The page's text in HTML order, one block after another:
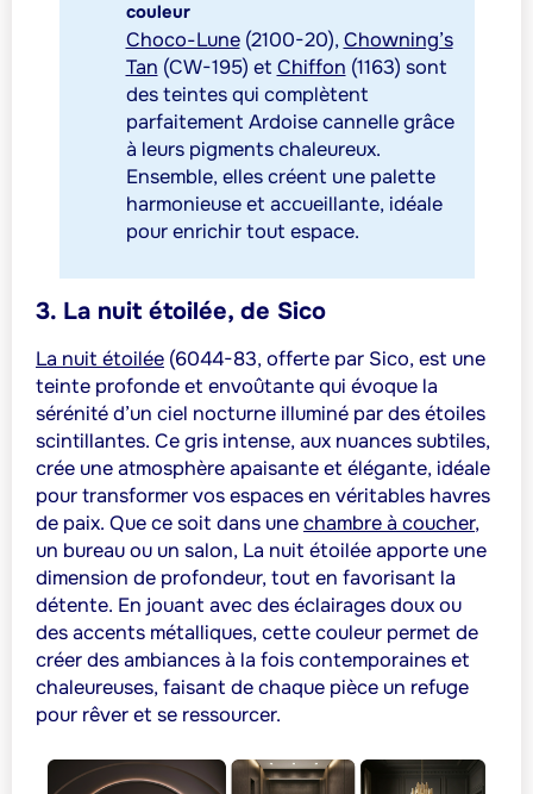
couleur
Choco-Lune(2100-20),Chowning’s
Tan (CW-195) et Chiffon (1163) sont
des teintes qui complètent
parfaitement Ardoise cannelle grâce
à leurs pigments chaleureux.
Ensemble, elles créent une palette
harmonieuse et accueillante, idéale
pour enrichir tout espace.
3. La nuit étoilée, de Sico
La nuit étoilée (6044-83, offerte par Sico, est une
teinte profonde et envoûtante qui évoque la
sérénité d’un ciel nocturne illuminé par des étoiles
scintillantes. Ce gris intense, aux nuances subtiles,
crée une atmosphère apaisante et élégante, idéale
pour transformer vos espaces en véritables havres
de paix. Que ce soit dans unechambre à coucher,
un bureau ou un salon, La nuit étoilée apporte une
dimension de profondeur, tout en favorisant la
détente. En jouant avec des éclairages doux ou
des accents métalliques, cette couleur permet de
créer des ambiances à la fois contemporaines et
chaleureuses, faisant de chaque pièce un refuge
pour rêver et se ressourcer.